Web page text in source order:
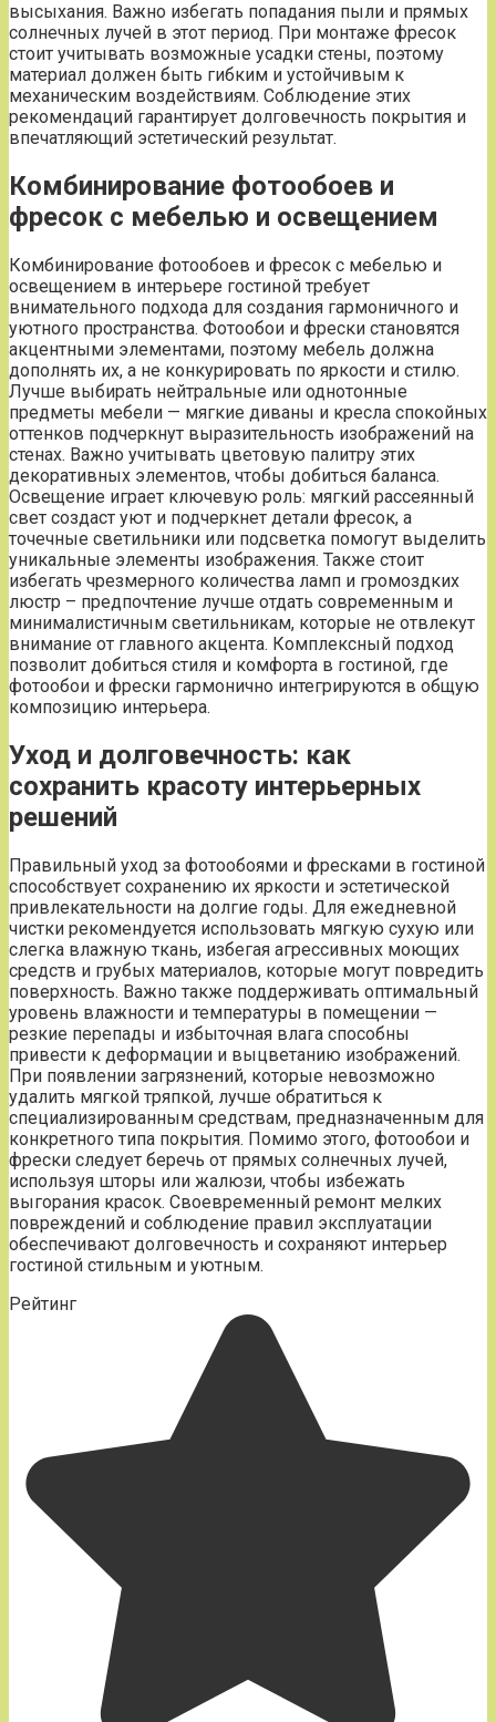
высыхания. Важно избегать попадания пыли и прямых
солнечных лучей в этот период. При монтаже фресок
стоит учитывать возможные усадки стены, поэтому
материал должен быть гибким и устойчивым к
механическим воздействиям. Соблюдение этих
рекомендаций гарантирует долговечность покрытия и
впечатляющий эстетический результат.
Комбинирование фотообоев и
фресок с мебелью и освещением
Комбинирование фотообоев и фресок с мебелью и
освещением в интерьере гостиной требует
внимательного подхода для создания гармоничного и
уютного пространства. Фотообои и фрески становятся
акцентными элементами, поэтому мебель должна
дополнять их, а не конкурировать по яркости и стилю.
Лучше выбирать нейтральные или однотонные
предметы мебели — мягкие диваны и кресла спокойных
оттенков подчеркнут выразительность изображений на
стенах. Важно учитывать цветовую палитру этих
декоративных элементов, чтобы добиться баланса.
Освещение играет ключевую роль: мягкий рассеянный
свет создаст уют и подчеркнет детали фресок, а
точечные светильники или подсветка помогут выделить
уникальные элементы изображения. Также стоит
избегать чрезмерного количества ламп и громоздких
люстр – предпочтение лучше отдать современным и
минималистичным светильникам, которые не отвлекут
внимание от главного акцента. Комплексный подход
позволит добиться стиля и комфорта в гостиной, где
фотообои и фрески гармонично интегрируются в общую
композицию интерьера.
Уход и долговечность: как
сохранить красоту интерьерных
решений
Правильный уход за фотообоями и фресками в гостиной
способствует сохранению их яркости и эстетической
привлекательности на долгие годы. Для ежедневной
чистки рекомендуется использовать мягкую сухую или
слегка влажную ткань, избегая агрессивных моющих
средств и грубых материалов, которые могут повредить
поверхность. Важно также поддерживать оптимальный
уровень влажности и температуры в помещении —
резкие перепады и избыточная влага способны
привести к деформации и выцветанию изображений.
При появлении загрязнений, которые невозможно
удалить мягкой тряпкой, лучше обратиться к
специализированным средствам, предназначенным для
конкретного типа покрытия. Помимо этого, фотообои и
фрески следует беречь от прямых солнечных лучей,
используя шторы или жалюзи, чтобы избежать
выгорания красок. Своевременный ремонт мелких
повреждений и соблюдение правил эксплуатации
обеспечивают долговечность и сохраняют интерьер
гостиной стильным и уютным.
Рейтинг